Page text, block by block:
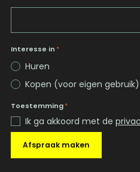
Interesse in *
Huren
Kopen (voor eigen gebruik)
Toestemming*
Ik ga akkoord met de
Afspraak maken